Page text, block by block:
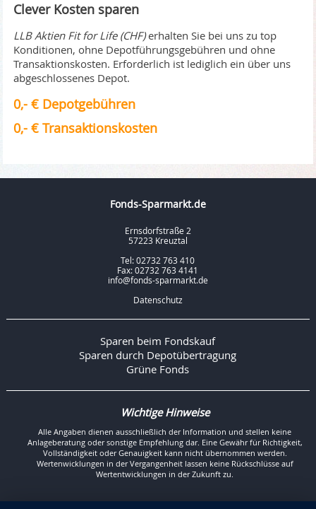
Clever Kosten sparen
LLB Aktien Fit for Life (CHF)erhalten Sie bei uns zu top
Konditionen, ohne Depotführungsgebühren und ohne
Transaktionskosten. Erforderlich ist lediglich ein über uns
abgeschlossenes Depot.
0,- € Depotgebühren
0,- € Transaktionskosten
Fonds-Sparmarkt.de
Ernsdorfstraße 2
57223 Kreuztal
Tel: 02732 763 410
Fax: 02732 763 4141
info@fonds-sparmarkt.de
Datenschutz
Sparen beim Fondskauf
Sparen durch Depotübertragung
Grüne Fonds
Wichtige Hinweise
Alle Angaben dienen ausschließlich der Information und stellen keine
Anlageberatung oder sonstige Empfehlung dar. Eine Gewähr für Richtigkeit,
Vollständigkeit oder Genauigkeit kann nicht übernommen werden.
Wertenwicklungen in der Vergangenheit lassen keine Rückschlüsse auf
Wertentwicklungen in der Zukunft zu.